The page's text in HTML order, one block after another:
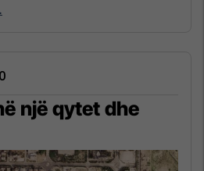
një qytet dhe